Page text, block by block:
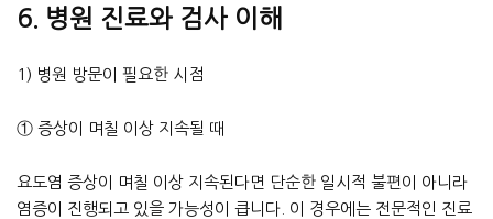
6. 병원 진료와 검사 이해
1) 병원 방문이 필요한 시점
① 증상이 며칠 이상 지속될 때
요도염 증상이 며칠 이상 지속된다면 단순한 일시적 불편이 아니라
염증이 진행되고 있을 가능성이 큽니다. 이 경우에는 전문적인 진료